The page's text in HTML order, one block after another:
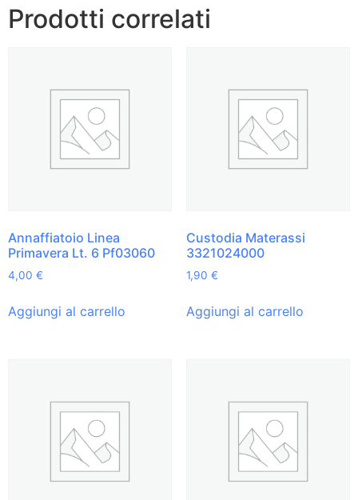
Prodotti correlati
Annaffiatoio Linea
Primavera Lt. 6 Pf03060
4,00 €
Aggiungi al carrello
Custodia Materassi
3321024000
1,90 €
Aggiungi al carrello